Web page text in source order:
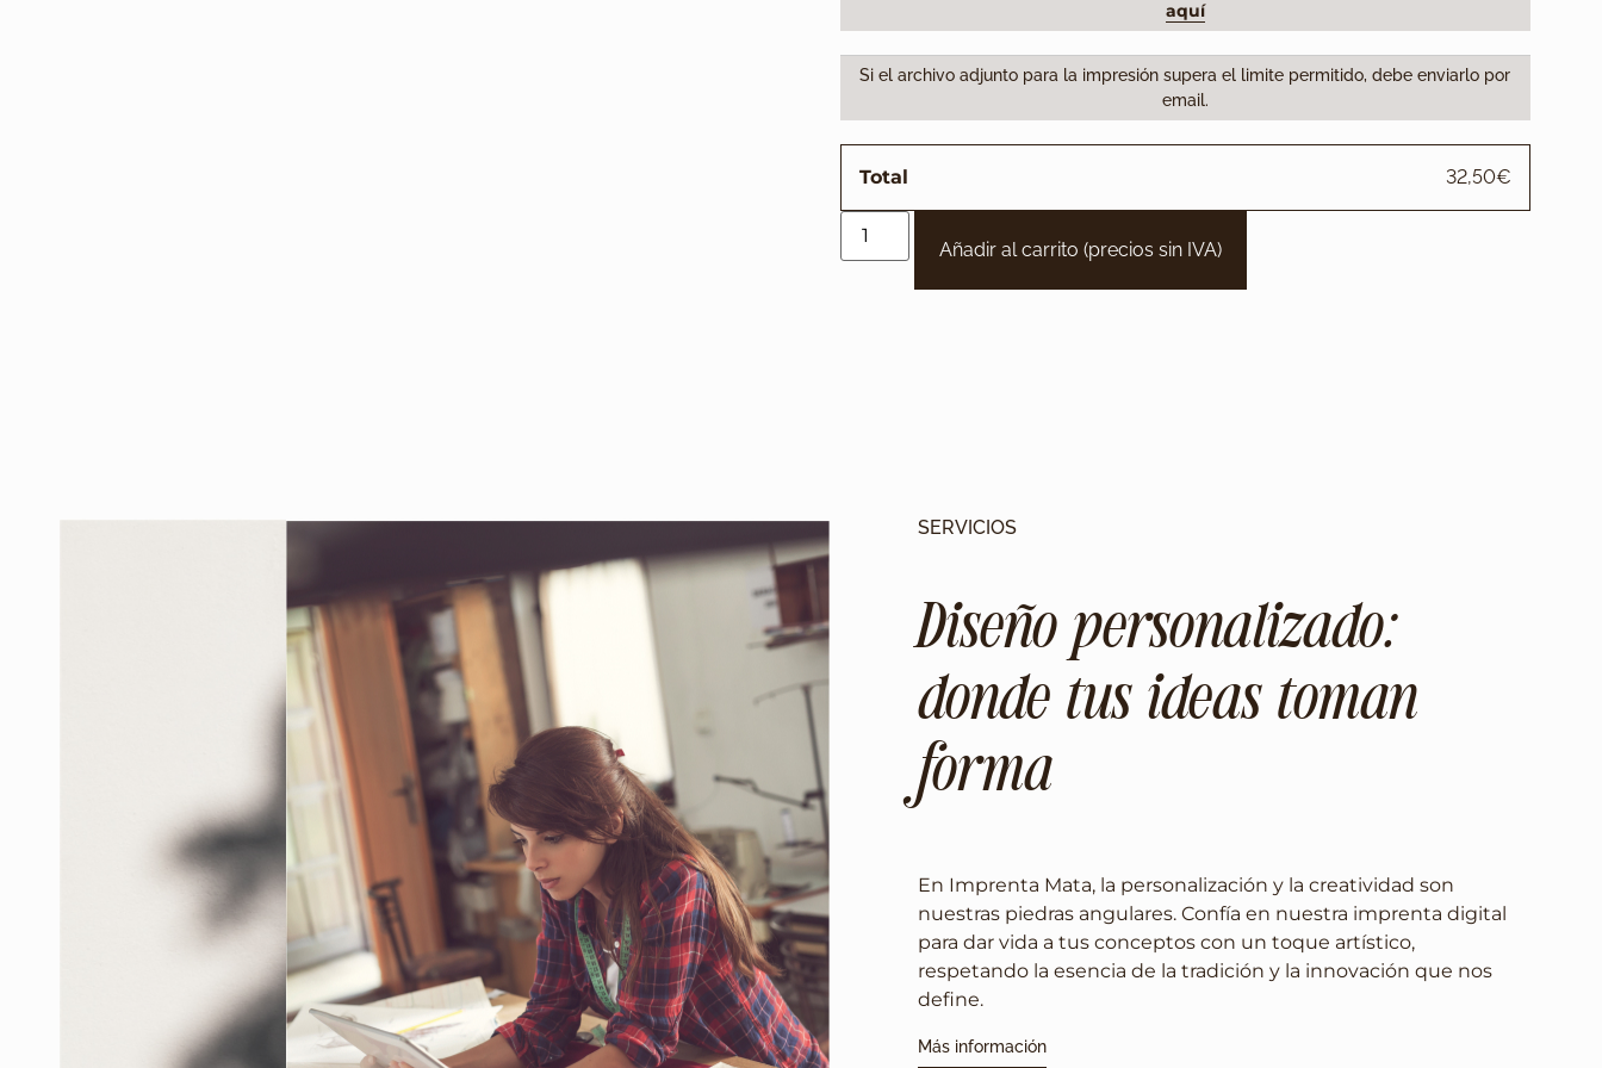
aquí
Si el archivo adjunto para la impresión supera el limite permitido, debe enviarlo por
email.
Total 32,50€
Añadir al carrito (precios sin IVA)
SERVICIOS
Diseño personalizado:
donde tus ideas toman
forma
En Imprenta Mata, la personalización y la creatividad son
nuestras piedras angulares. Confía en nuestra imprenta digital
para dar vida a tus conceptos con un toque artístico,
respetando la esencia de la tradición y la innovación que nos
define.
Más información